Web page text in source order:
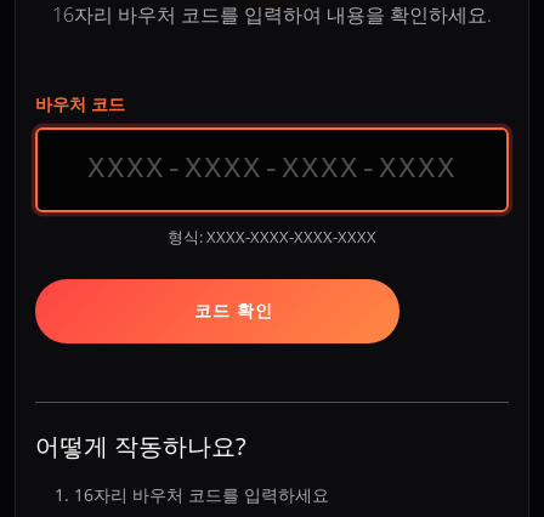
16자리 바우처 코드를 입력하여 내용을 확인하세요.
바우처 코드
형식: XXXX-XXXX-XXXX-XXXX
코드 확인
어떻게 작동하나요?
16자리 바우처 코드를 입력하세요